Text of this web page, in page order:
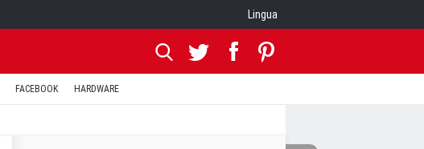
Lingua
FACEBOOK HARDWARE